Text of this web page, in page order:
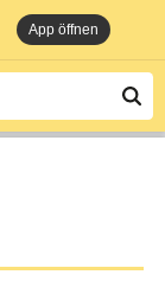
App öffnen